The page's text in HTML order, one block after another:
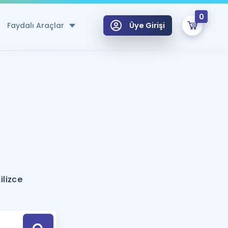
Faydalı Araçlar
Hesaplama Aracı
için Öneriler
Tek Takvimde
Üye Girişi
0